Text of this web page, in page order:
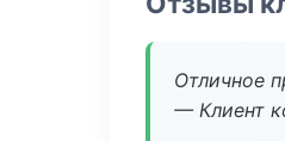
Отличное
— Клиент